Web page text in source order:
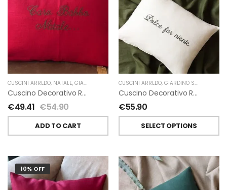
CUSCINI ARREDO, NATALE, GIARDINO SEGRETO
Cuscino Decorativo Ricamato In Lino “Caro Babbo Natale…” Giardino Segreto
€49.41 €54.90
ADD TO CART
CUSCINI ARREDO, GIARDINO SEGRETO
Cuscino Decorativo Ricamato In Lino “Dolce Far Niente” Giardino Segreto
€55.90
SELECT OPTIONS
10% OFF